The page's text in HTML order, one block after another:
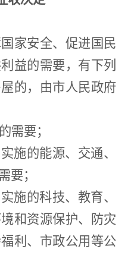
家安全、促进国民
益的需要，有下列
的，由市人民政府
需要；
施的能源、交通、
要；
施的科技、教育、
和资源保护、防灾
利、市政公用等公